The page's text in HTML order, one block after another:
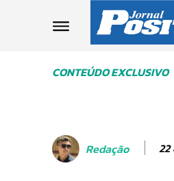
CONTEÚDO EXCLUSIVO
Redação